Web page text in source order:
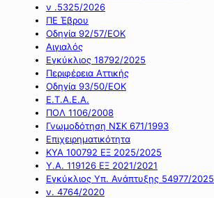
ν .5325/2026
ΠΕ Έβρου
Οδηγία 92/57/ΕΟΚ
Αιγιαλός
Εγκύκλιος 18792/2025
Περιφέρεια Αττικής
Οδηγία 93/50/ΕΟΚ
Ε.Τ.Α.Ε.Α.
ΠΟΛ 1106/2008
Γνωμοδότηση ΝΣΚ 671/1993
Επιχειρηματικότητα
ΚΥΑ 100792 ΕΞ 2025/2025
Υ.Α. 119126 ΕΞ 2021/2021
Εγκύκλιος Υπ. Ανάπτυξης 54977/2025
ν. 4764/2020